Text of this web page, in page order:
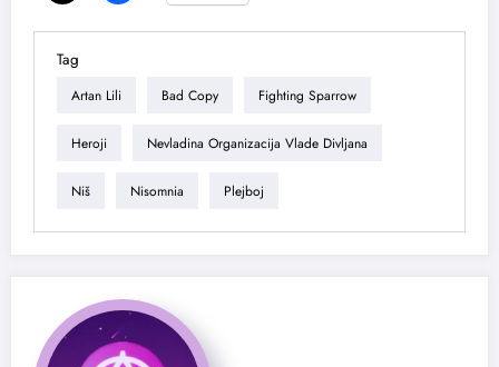
Tag
Artan Lili Bad Copy Fighting Sparrow
Heroji Nevladina Organizacija Vlade Divljana
Niš Nisomnia Plejboj